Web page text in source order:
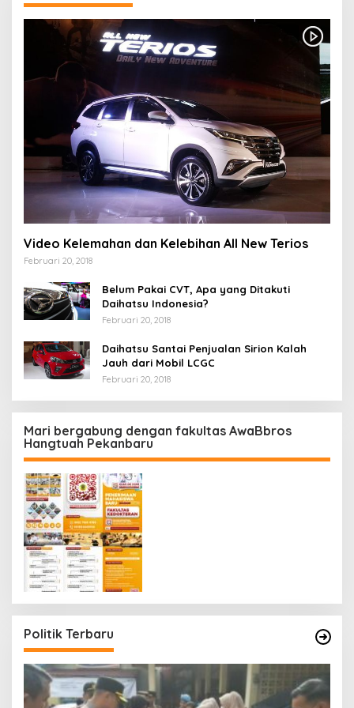
Video Kelemahan dan Kelebihan All New Terios
Februari 20, 2018
Belum Pakai CVT, Apa yang Ditakuti
Daihatsu Indonesia?
Februari 20, 2018
Daihatsu Santai Penjualan Sirion Kalah
Jauh dari Mobil LCGC
Februari 20, 2018
Mari bergabung dengan fakultas AwaBbros
Hangtuah Pekanbaru
Politik Terbaru